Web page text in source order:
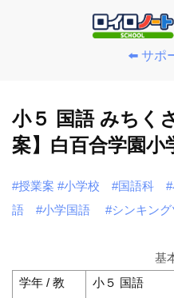
⬅️ サポ
小５ 国語 みちく
案】白百合学園小
#授業案 #小学校 #国語科
語
#小学国語 #シンキン
基
学年 / 教
小５ 国語